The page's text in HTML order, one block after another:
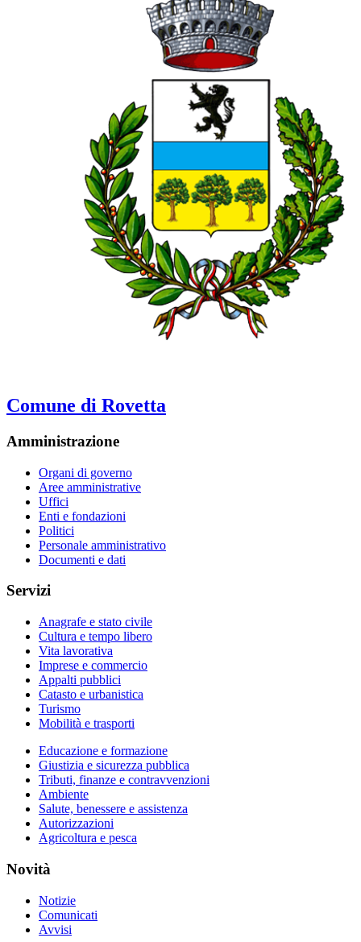
Comune di Rovetta
Amministrazione
Organi di governo
Aree amministrative
Uffici
Enti e fondazioni
Politici
Personale amministrativo
Documenti e dati
Servizi
Anagrafe e stato civile
Cultura e tempo libero
Vita lavorativa
Imprese e commercio
Appalti pubblici
Catasto e urbanistica
Turismo
Mobilità e trasporti
Educazione e formazione
Giustizia e sicurezza pubblica
Tributi, finanze e contravvenzioni
Ambiente
Salute, benessere e assistenza
Autorizzazioni
Agricoltura e pesca
Novità
Notizie
Comunicati
Avvisi